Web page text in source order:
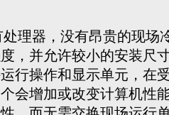
理器，没有昂贵的现场
，并允许较小的安装尺
行操作和显示单元，在
会增加或改变计算机性